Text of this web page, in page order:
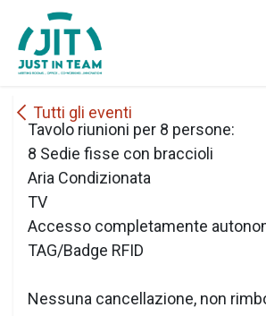
Passa al contenuto
Tutti gli eventi
Tavolo riunioni per 8 persone:
8 Sedie fisse con braccioli
Aria Condizionata
TV
Accesso completamente
TAG/Badge RFID
Nessuna cancellazione, non